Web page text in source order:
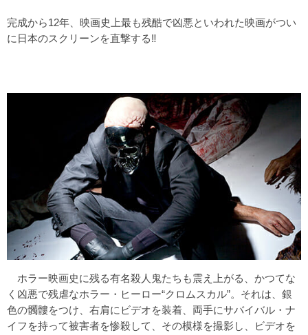
完成から12年、映画史上最も残酷で凶悪といわれた映画がつい
に日本のスクリーンを直撃する‼
ホラー映画史に残る有名殺人鬼たちも震え上がる、かつてな
く凶悪で残虐なホラー・ヒーロー“クロムスカル”。それは、銀
色の髑髏をつけ、右肩にビデオを装着、両手にサバイバル・ナ
イフを持って被害者を惨殺して、その模様を撮影し、ビデオを